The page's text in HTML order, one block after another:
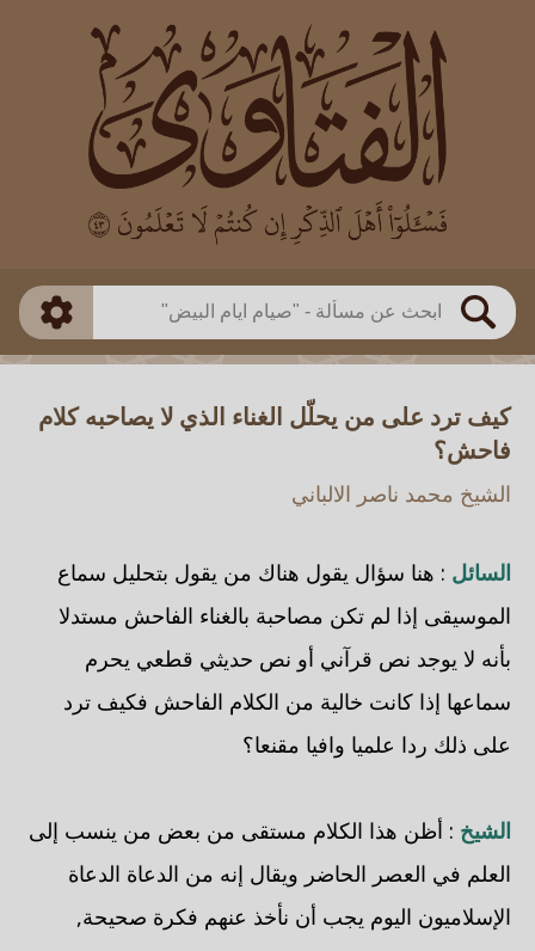
بحث
العالم
بن باز
بن العثيمين
اللجنة الدائمة
طريقة البحث
ذكي
كيف ترد على من يحلّل الغناء الذي لا يصاحبه كلام
فاحش؟
الشيخ محمد ناصر الالباني
السائل : هنا سؤال يقول هناك من يقول بتحليل سماع
الموسيقى إذا لم تكن مصاحبة بالغناء الفاحش مستدلا
بأنه لا يوجد نص قرآني أو نص حديثي قطعي يحرم
سماعها إذا كانت خالية من الكلام الفاحش فكيف ترد
على ذلك ردا علميا وافيا مقنعا؟
الشيخ : أظن هذا الكلام مستقى من بعض من ينسب إلى
العلم في العصر الحاضر ويقال إنه من الدعاة الدعاة
الإسلاميون اليوم يجب أن نأخذ عنهم فكرة صحيحة,